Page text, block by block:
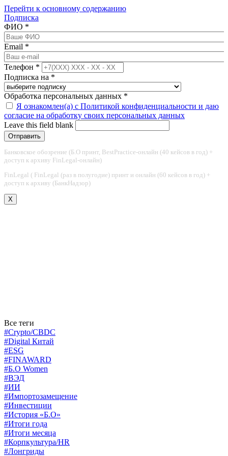
Перейти к основному содержанию
Подписка
ФИО *
Email *
Телефон *
Подписка на *
Обработка персональных данных *
Я ознакомлен(а) с Политикой конфиденциальности и даю
согласие на обработку своих персональных данных
Leave this field blank
Банковское обозрение (Б.О принт, BestPractice-онлайн (40 кейсов в год) +
доступ к архиву FinLegal-онлайн)
FinLegal ( FinLegal (раз в полугодие) принт и онлайн (60 кейсов в год) +
доступ к архиву (БанкНадзор)
X
Все теги
#Crypto/CBDC
#Digital Китай
#ESG
#FINAWARD
#Б.О Women
#ВЭД
#ИИ
#Импортозамещение
#Инвестиции
#История «Б.О»
#Итоги года
#Итоги месяца
#Корпкультура/HR
#Лонгриды